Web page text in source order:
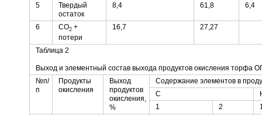
5
Твердый
остаток
8,4 61,8 6,4
6 CO2 +
потери
16,7 27,27
Таблица 2
Выход и элементный состав выхода продуктов окисления торфа
№п/
п
Продукты
окисления
Выход
продуктов
окисления,
%
Содержание элементов в
С
1
2